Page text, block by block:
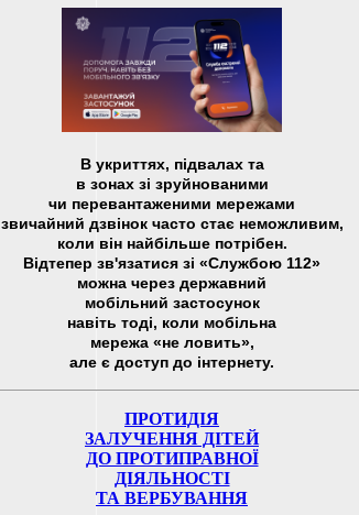
В укриттях, підвалах та
в зонах зі зруйнованими
чи перевантаженими мережами
звичайний дзвінок часто стає неможливим,
коли він найбільше потрібен.
Відтепер зв'язатися зі «Службою 112»
можна через державний
мобільний застосунок
навіть тоді, коли мобільна
мережа «не ловить»,
але є доступ до інтернету.
ПРОТИДІЯ
ЗАЛУЧЕННЯ ДІТЕЙ
ДО ПРОТИПРАВНОЇ
ДІЯЛЬНОСТІ
ТА ВЕРБУВАННЯ